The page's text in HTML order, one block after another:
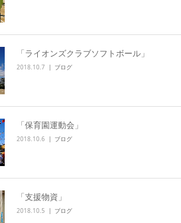
「ライオンズクラブソフトボール」
2018.10.7 ブログ
「保育園運動会」
2018.10.6 ブログ
「支援物資」
2018.10.5 ブログ